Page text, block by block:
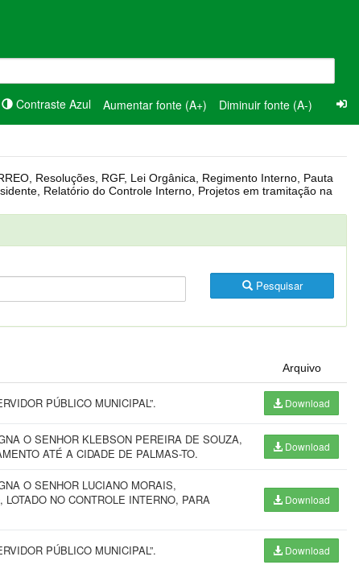
Contraste Azul Aumentar fonte (A+) Diminuir fonte (A-)
Pesquisar
Arquivo
PÚBLICO MUNICIPAL”. Download
O SENHOR KLEBSON PEREIRA DE SOUZA,
ATÉ A CIDADE DE PALMAS-TO.
Download
O SENHOR LUCIANO MORAIS,
NO CONTROLE INTERNO, PARA
Download
PÚBLICO MUNICIPAL”. Download